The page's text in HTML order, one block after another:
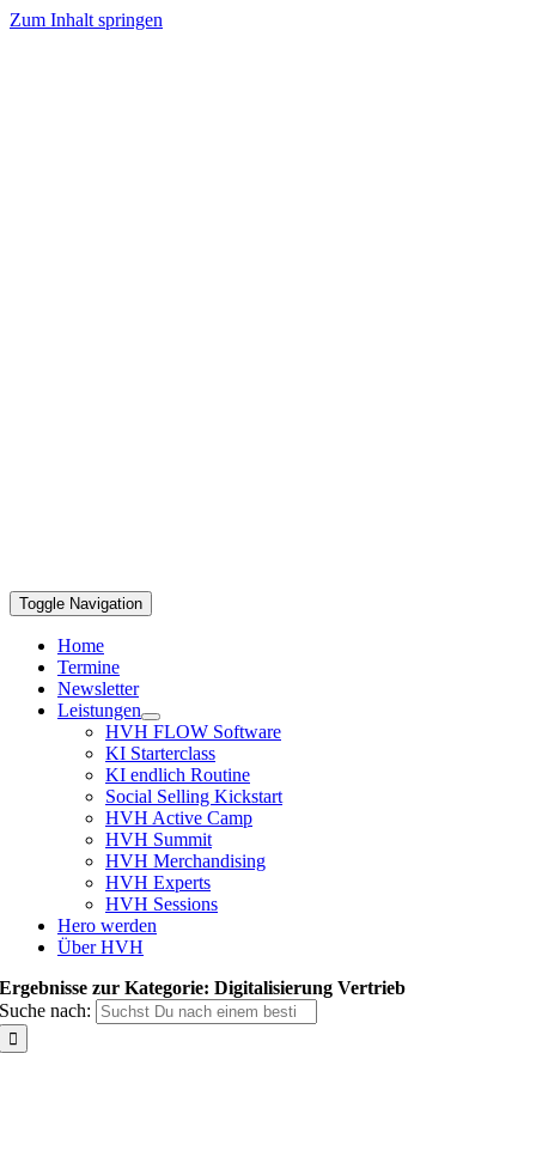
Zum Inhalt springen
Toggle Navigation
Home
Termine
Newsletter
Leistungen
HVH FLOW Software
KI Starterclass
KI endlich Routine
Social Selling Kickstart
HVH Active Camp
HVH Summit
HVH Merchandising
HVH Experts
HVH Sessions
Hero werden
Über HVH
Ergebnisse zur Kategorie: Digitalisierung Vertrieb
Suche nach: